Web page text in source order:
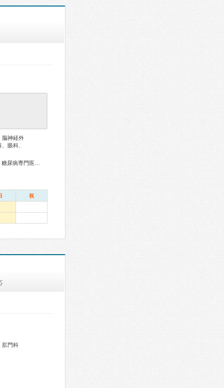
脳神経外
眼科、
祝
肛門科